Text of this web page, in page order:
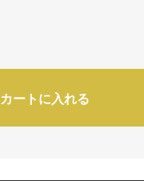
カートに入れる